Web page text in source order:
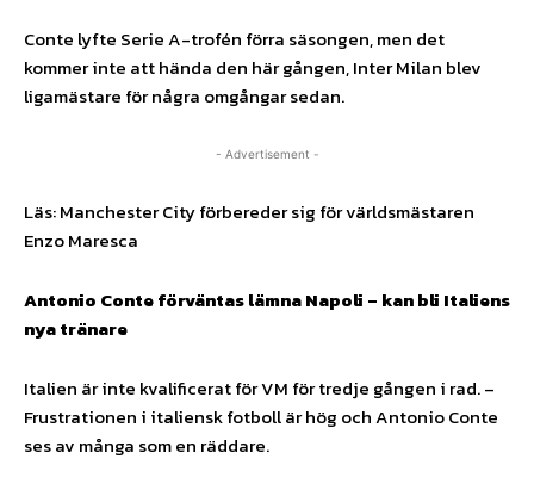
Conte lyfte Serie A-trofén förra säsongen, men det
kommer inte att hända den här gången, Inter Milan blev
ligamästare för några omgångar sedan.
- Advertisement -
Läs: Manchester City förbereder sig för världsmästaren
Enzo Maresca
Antonio Conte förväntas lämna Napoli – kan bli Italiens
nya tränare
Italien är inte kvalificerat för VM för tredje gången i rad. –
Frustrationen i italiensk fotboll är hög och Antonio Conte
ses av många som en räddare.